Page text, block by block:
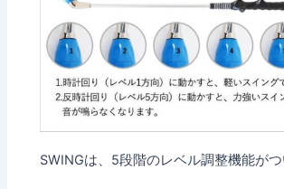
SWINGは、5段階のレベル調整機能がつ